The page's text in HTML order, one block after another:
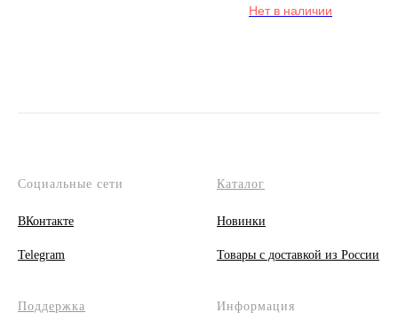
Нет в наличии
Социальные сети
ВКонтакте
Telegram
Каталог
Новинки
Товары с доставкой из России
Поддержка Информация